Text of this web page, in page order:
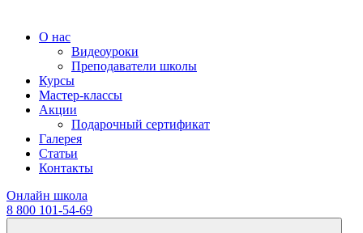
О нас
Видеоуроки
Преподаватели школы
Курсы
Мастер-классы
Акции
Подарочный сертификат
Галерея
Статьи
Контакты
Онлайн школа
8 800 101-54-69